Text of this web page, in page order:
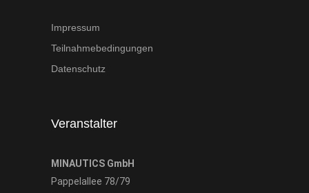
Impressum
Teilnahmebedingungen
Datenschutz
Veranstalter
MINAUTICS GmbH
Pappelallee 78/79